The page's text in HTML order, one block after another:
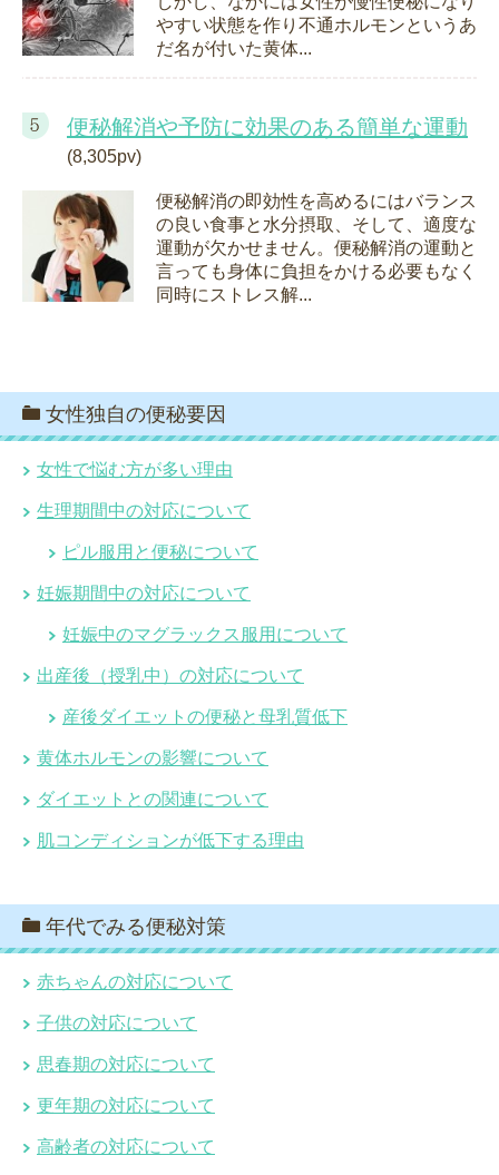
やすい状態を作り不通ホルモンというあ
だ名が付いた黄体...
便秘解消や予防に効果のある簡単な運動
(8,305pv)
便秘解消の即効性を高めるにはバランス
の良い食事と水分摂取、そして、適度な
運動が欠かせません。便秘解消の運動と
言っても身体に負担をかける必要もなく
同時にストレス解...
女性独自の便秘要因
女性で悩む方が多い理由
生理期間中の対応について
ピル服用と便秘について
妊娠期間中の対応について
妊娠中のマグラックス服用について
出産後（授乳中）の対応について
産後ダイエットの便秘と母乳質低下
黄体ホルモンの影響について
ダイエットとの関連について
肌コンディションが低下する理由
年代でみる便秘対策
赤ちゃんの対応について
子供の対応について
思春期の対応について
更年期の対応について
高齢者の対応について